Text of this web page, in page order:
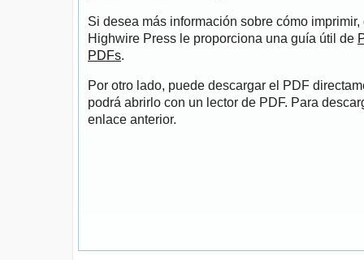
Si desea más información sobre cómo
Highwire Press le proporciona una guía útil de
PDFs.
Por otro lado, puede descargar el PDF
podrá abrirlo con un lector de PDF. Para
enlace anterior.